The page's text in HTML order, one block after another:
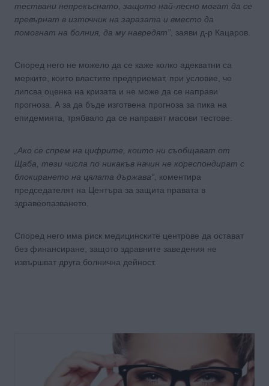
тествани непрекъснато, защото най-лесно могат да се
превърнат в източник на заразата и вместо да
помогнат на болния, да му навредят” , заяви д-р Кацаров.
Според него не можело да се каже колко адекватни са
мерките, които властите предприемат, при условие, че
липсва оценка на кризата и не може да се направи
прогноза. А за да бъде изготвена прогноза за пика на
епидемията, трябвало да се направят масови тестове.
„Ако се спрем на цифрите, които ни съобщават от
Щаба, тези числа по никакъв начин не кореспондират с
блокирането на цялата държава“ , коментира
председателят на Центъра за защита правата в
здравеопазването.
Според него има риск медицинските центрове да остават
без финансиране, защото здравните заведения не
извършват друга болнична дейност.